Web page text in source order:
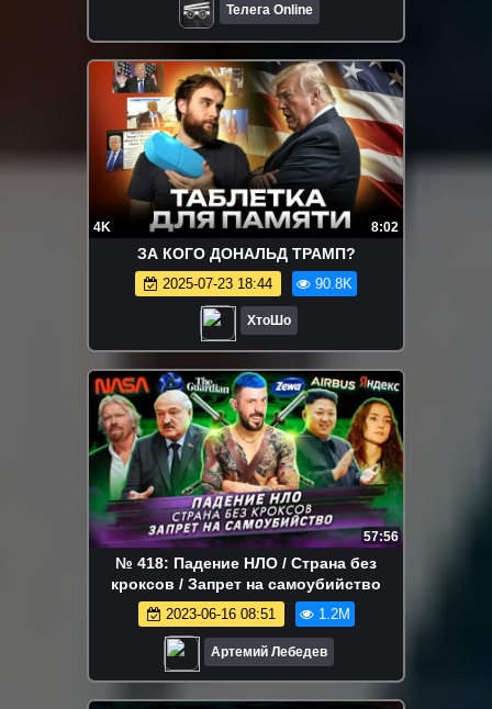
Телега Online
4K 8:02
ЗА КОГО ДОНАЛЬД ТРАМП?
2025-07-23 18:44 90.8K
ХтоШо
57:56
№ 418: Падение НЛО / Страна без
кроксов / Запрет на самоубийство
2023-06-16 08:51 1.2M
Артемий Лебедев